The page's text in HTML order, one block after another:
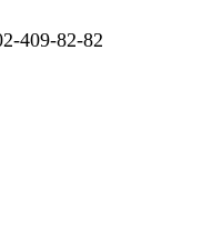
409-82-82